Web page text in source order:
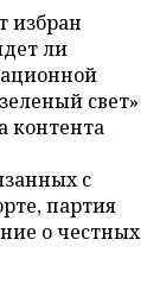
избран
ли
свет»
контента
с
партия
о честных